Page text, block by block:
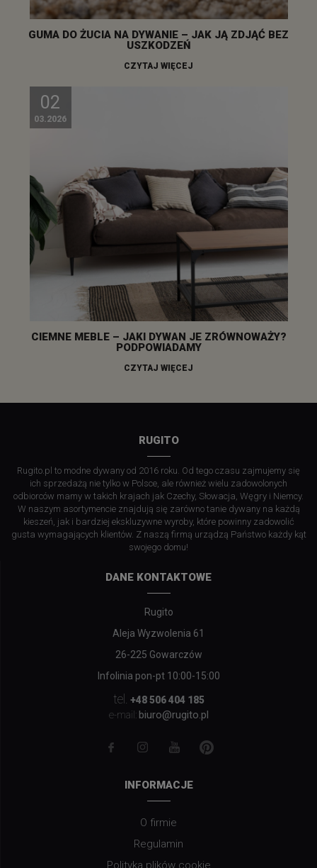
GUMA DO ŻUCIA NA DYWANIE – JAK JĄ ZDJĄĆ BEZ
USZKODZEŃ
CZYTAJ WIĘCEJ
02
03.2026
CIEMNE MEBLE – JAKI DYWAN JE ZRÓWNOWAŻY?
PODPOWIADAMY
CZYTAJ WIĘCEJ
RUGITO
Rugito.pl to modne dywany od 2016 roku. Od tego czasu zajmujemy się
ich sprzedażą nie tylko w Polsce, ale również wielu zadowolonych
odbiorców mamy w takich krajach jak Czechy, Słowacja, Węgry i Niemcy.
W naszym asortymencie znajdują się zarówno tanie dywany na każdą
kieszeń, jak i bardziej ekskluzywne wyroby, które powinny zadowolić
gusta wymagających klientów. Z naszą firmą urządzą Państwo każdy kąt
swojego domu!
DANE KONTAKTOWE
Rugito
Aleja Wyzwolenia 61
26-225 Gowarczów
Infolinia pon-pt 10:00-15:00
tel.
+48 506 404 185
e-mail: biuro@rugito.pl
INFORMACJE
O firmie
Regulamin
Polityka plików cookie